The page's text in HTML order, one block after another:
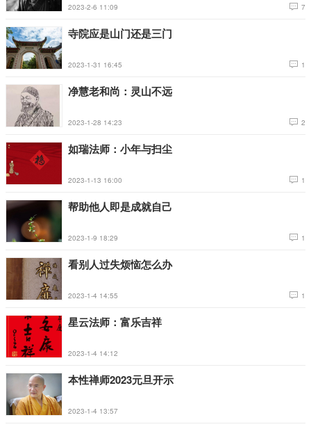
2023-2-6 11:09 7
寺院应是山门还是三门
2023-1-31 16:45 1
净慧老和尚：灵山不远
2023-1-28 14:23 2
如瑞法师：小年与扫尘
2023-1-13 16:00 1
帮助他人即是成就自己
2023-1-9 18:29 1
看别人过失烦恼怎么办
2023-1-4 14:55 1
星云法师：富乐吉祥
2023-1-4 14:12
本性禅师2023元旦开示
2023-1-4 13:57